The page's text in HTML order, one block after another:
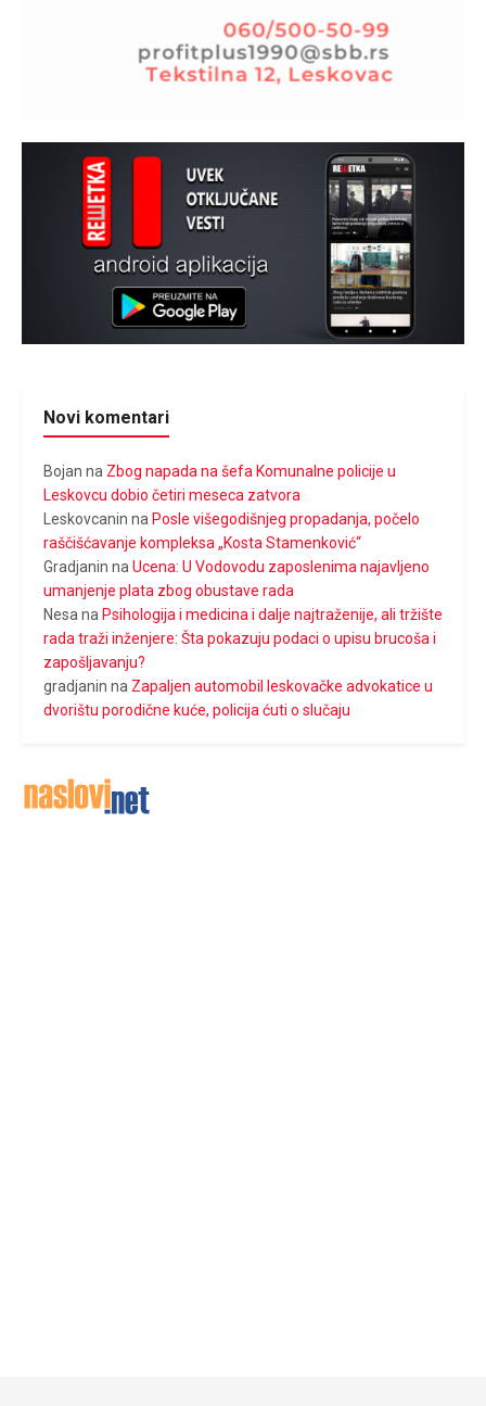
Novi komentari
Bojan na Zbog napada na šefa Komunalne policije u
Leskovcu dobio četiri meseca zatvora
Leskovcanin na Posle višegodišnjeg propadanja, počelo
raščišćavanje kompleksa „Kosta Stamenković“
Gradjanin na Ucena: U Vodovodu zaposlenima najavljeno
umanjenje plata zbog obustave rada
Nesa na Psihologija i medicina i dalje najtraženije, ali tržište
rada traži inženjere: Šta pokazuju podaci o upisu brucoša i
zapošljavanju?
gradjanin na Zapaljen automobil leskovačke advokatice u
dvorištu porodične kuće, policija ćuti o slučaju